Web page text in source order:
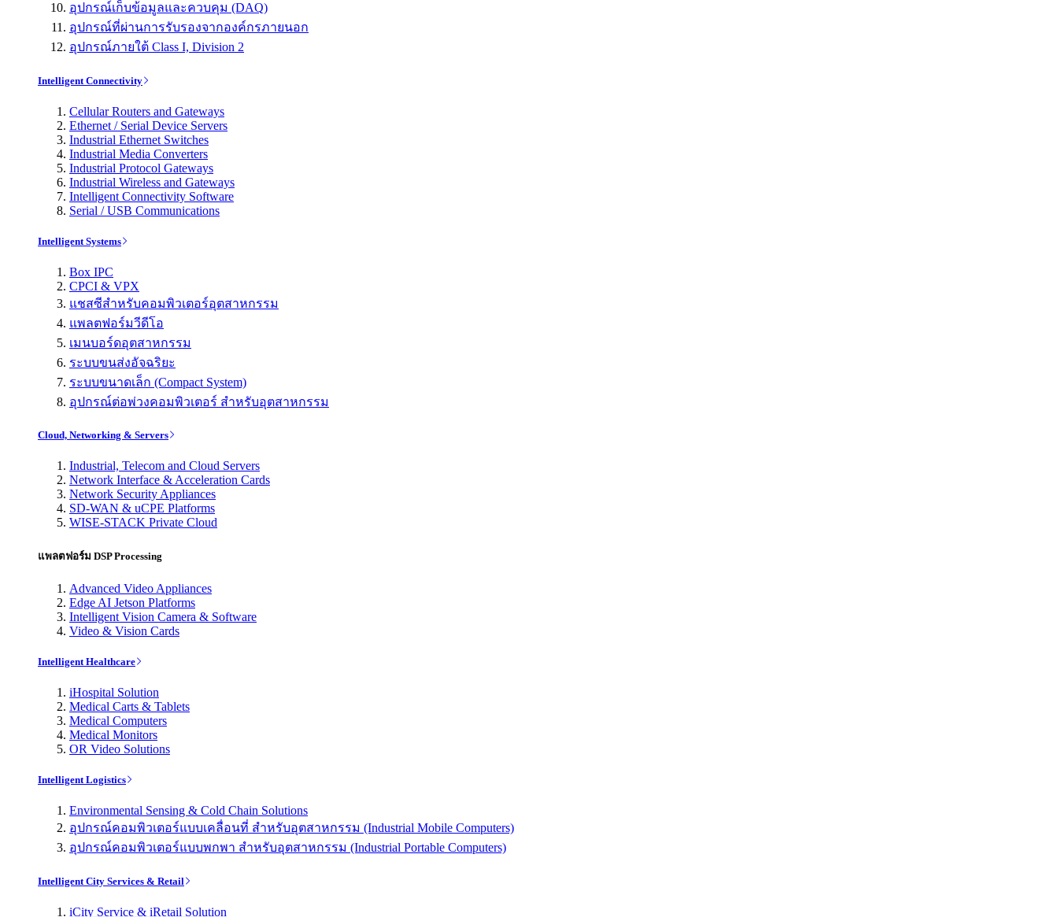
อุปกรณ์เก็บข้อมูลและควบคุม (DAQ)
อุปกรณ์ที่ผ่านการรับรองจากองค์กรภายนอก
อุปกรณ์ภายใต้ Class I, Division 2
Intelligent Connectivity
Cellular Routers and Gateways
Ethernet / Serial Device Servers
Industrial Ethernet Switches
Industrial Media Converters
Industrial Protocol Gateways
Industrial Wireless and Gateways
Intelligent Connectivity Software
Serial / USB Communications
Intelligent Systems
Box IPC
CPCI & VPX
แชสซีสำหรับคอมพิวเตอร์อุตสาหกรรม
แพลตฟอร์มวีดีโอ
เมนบอร์ดอุตสาหกรรม
ระบบขนส่งอัจฉริยะ
ระบบขนาดเล็ก (Compact System)
อุปกรณ์ต่อพ่วงคอมพิวเตอร์ สำหรับอุตสาหกรรม
Cloud, Networking & Servers
Industrial, Telecom and Cloud Servers
Network Interface & Acceleration Cards
Network Security Appliances
SD-WAN & uCPE Platforms
WISE-STACK Private Cloud
แพลตฟอร์ม DSP Processing
Advanced Video Appliances
Edge AI Jetson Platforms
Intelligent Vision Camera & Software
Video & Vision Cards
Intelligent Healthcare
iHospital Solution
Medical Carts & Tablets
Medical Computers
Medical Monitors
OR Video Solutions
Intelligent Logistics
Environmental Sensing & Cold Chain Solutions
อุปกรณ์คอมพิวเตอร์แบบเคลื่อนที่ สำหรับอุตสาหกรรม (Industrial Mobile Computers)
อุปกรณ์คอมพิวเตอร์แบบพกพา สำหรับอุตสาหกรรม (Industrial Portable Computers)
Intelligent City Services & Retail
iCity Service & iRetail Solution